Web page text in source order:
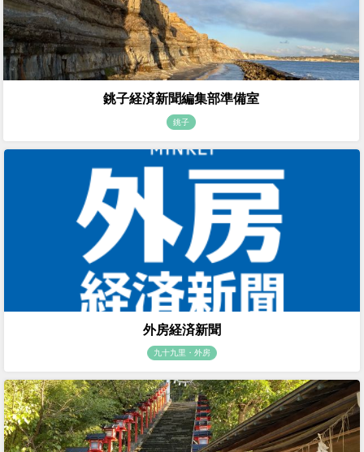
銚子経済新聞編集部準備室
銚子
外房経済新聞
九十九里・外房